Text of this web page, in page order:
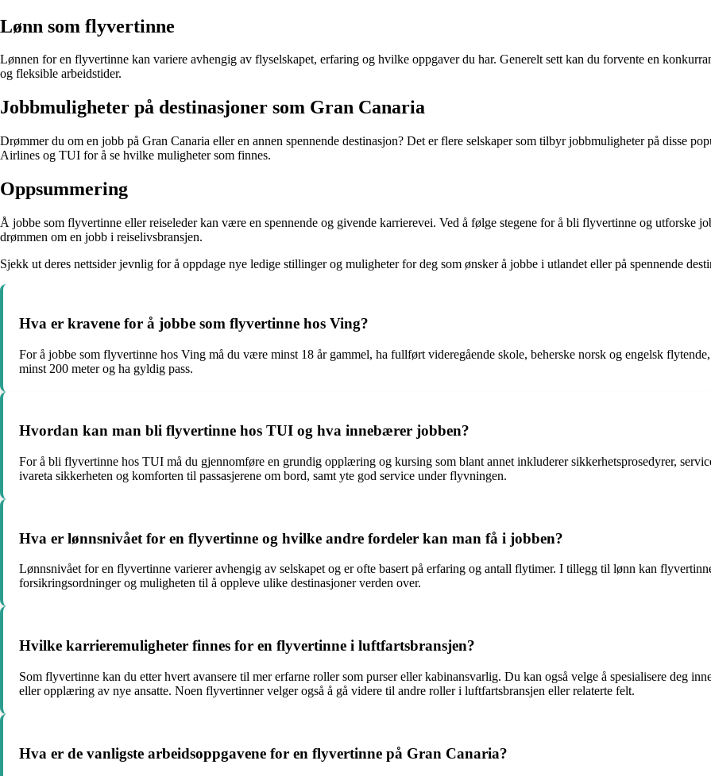
Lønn som flyvertinne
Lønnen for en flyvertinne kan variere avhengig av flyselskapet, erfaring og hvilke oppgaver du har. Generelt sett kan du forvente en
og fleksible arbeidstider.
Jobbmuligheter på destinasjoner som Gran Canaria
Drømmer du om en jobb på Gran Canaria eller en annen spennende destinasjon? Det er flere selskaper som tilbyr jobbmuligheter på disse
Airlines og TUI for å se hvilke muligheter som finnes.
Oppsummering
Å jobbe som flyvertinne eller reiseleder kan være en spennende og givende karrierevei. Ved å følge stegene for å bli flyvertinne og utforske
drømmen om en jobb i reiselivsbransjen.
Sjekk ut deres nettsider jevnlig for å oppdage nye ledige stillinger og muligheter for deg som ønsker å jobbe i utlandet eller på spennende
Hva er kravene for å jobbe som flyvertinne hos Ving?
For å jobbe som flyvertinne hos Ving må du være minst 18 år gammel, ha fullført videregående skole, beherske norsk og engelsk
minst 200 meter og ha gyldig pass.
Hvordan kan man bli flyvertinne hos TUI og hva innebærer jobben?
For å bli flyvertinne hos TUI må du gjennomføre en grundig opplæring og kursing som blant annet inkluderer sikkerhetsprosedyrer,
ivareta sikkerheten og komforten til passasjerene om bord, samt yte god service under flyvningen.
Hva er lønnsnivået for en flyvertinne og hvilke andre fordeler kan man få i jobben?
Lønnsnivået for en flyvertinne varierer avhengig av selskapet og er ofte basert på erfaring og antall flytimer. I tillegg til lønn kan
forsikringsordninger og muligheten til å oppleve ulike destinasjoner verden over.
Hvilke karrieremuligheter finnes for en flyvertinne i luftfartsbransjen?
Som flyvertinne kan du etter hvert avansere til mer erfarne roller som purser eller kabinansvarlig. Du kan også velge å spesialisere deg
eller opplæring av nye ansatte. Noen flyvertinner velger også å gå videre til andre roller i luftfartsbransjen eller relaterte felt.
Hva er de vanligste arbeidsoppgavene for en flyvertinne på Gran Canaria?